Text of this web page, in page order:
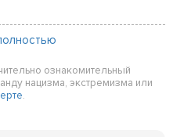
ознакомительный
нацизма, экстремизма или
.